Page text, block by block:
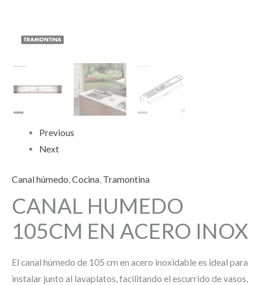
Previous
Next
Canal húmedo,Cocina, Tramontina
CANAL HUMEDO
105CM EN ACERO INOX
El canal húmedo de 105 cm en acero inoxidable es ideal para
instalar junto al lavaplatos, facilitando el escurrido de vasos,